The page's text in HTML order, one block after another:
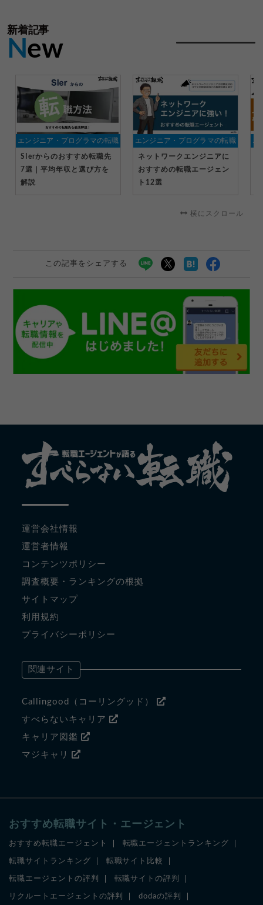
新着記事
New
エンジニア・プログラマの転職
SIerからのおすすめ転職先
7選｜平均年収と選び方を
解説
エンジニア・プログラマの転職
ネットワークエンジニアに
おすすめの転職エージェン
ト12選
横にスクロール
この記事をシェアする
運営会社情報
運営者情報
コンテンツポリシー
調査概要・ランキングの根拠
サイトマップ
利用規約
プライバシーポリシー
関連サイト
Callingood（コーリングッド）
すべらないキャリア
キャリア図鑑
マジキャリ
おすすめ転職サイト・エージェント
おすすめ転職エージェント 転職エージェントランキング
転職サイトランキング 転職サイト比較
転職エージェントの評判 転職サイトの評判
リクルートエージェントの評判 dodaの評判